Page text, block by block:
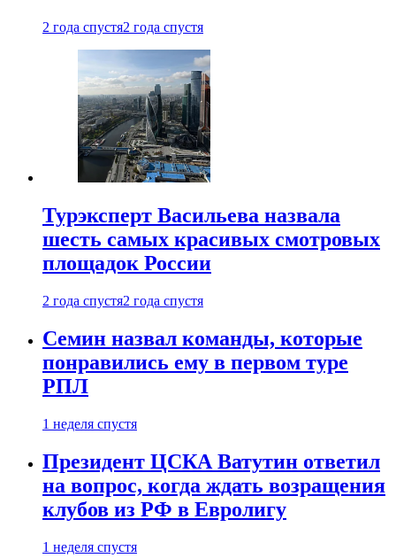
2 года спустя2 года спустя
Турэксперт Васильева назвала
шесть самых красивых смотровых
площадок России
2 года спустя2 года спустя
Семин назвал команды, которые
понравились ему в первом туре
РПЛ
1 неделя спустя
Президент ЦСКА Ватутин ответил
на вопрос, когда ждать возращения
клубов из РФ в Евролигу
1 неделя спустя